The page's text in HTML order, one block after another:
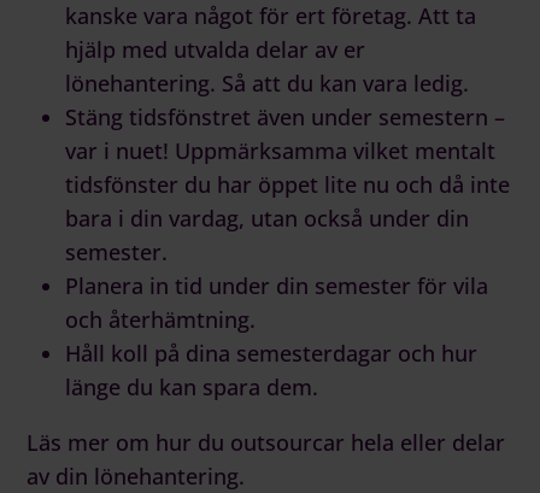
kanske vara något för ert företag. Att ta
hjälp med utvalda delar av er
lönehantering. Så att du kan vara ledig.
Stäng tidsfönstret även under semestern –
var i nuet! Uppmärksamma vilket mentalt
tidsfönster du har öppet lite nu och då inte
bara i din vardag, utan också under din
semester.
Planera in tid under din semester för vila
och återhämtning.
Håll koll på dina semesterdagar och hur
länge du kan spara dem.
Läs mer om hur du outsourcar hela eller delar
av din lönehantering.